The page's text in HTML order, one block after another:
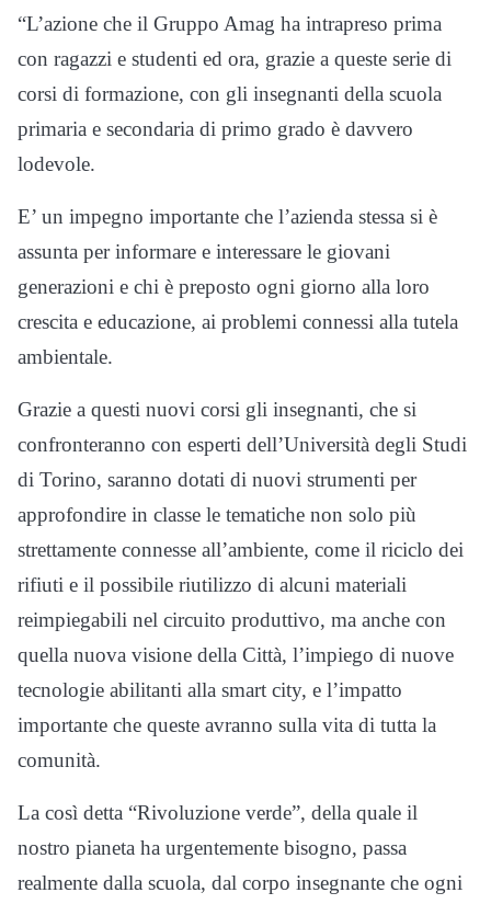
“L’azione che il Gruppo Amag ha intrapreso prima
con ragazzi e studenti ed ora, grazie a queste serie di
corsi di formazione, con gli insegnanti della scuola
primaria e secondaria di primo grado è davvero
lodevole.
E’ un impegno importante che l’azienda stessa si è
assunta per informare e interessare le giovani
generazioni e chi è preposto ogni giorno alla loro
crescita e educazione, ai problemi connessi alla tutela
ambientale.
Grazie a questi nuovi corsi gli insegnanti, che si
confronteranno con esperti dell’Università degli Studi
di Torino, saranno dotati di nuovi strumenti per
approfondire in classe le tematiche non solo più
strettamente connesse all’ambiente, come il riciclo dei
rifiuti e il possibile riutilizzo di alcuni materiali
reimpiegabili nel circuito produttivo, ma anche con
quella nuova visione della Città, l’impiego di nuove
tecnologie abilitanti alla smart city, e l’impatto
importante che queste avranno sulla vita di tutta la
comunità.
La così detta “Rivoluzione verde”, della quale il
nostro pianeta ha urgentemente bisogno, passa
realmente dalla scuola, dal corpo insegnante che ogni